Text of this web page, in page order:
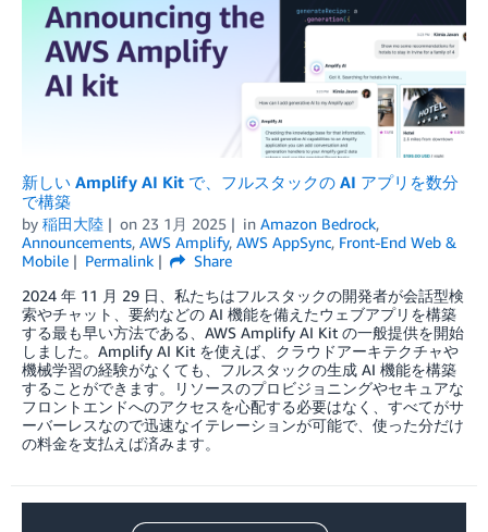
新しい Amplify AI Kit で、フルスタックの AI アプリを数分
で構築
by 稲田大陸 on 23 1月 2025 in Amazon Bedrock,
Announcements, AWS Amplify, AWS AppSync, Front-End Web &
Mobile
Permalink
Share
2024 年 11 月 29 日、私たちはフルスタックの開発者が会話型検
索やチャット、要約などの AI 機能を備えたウェブアプリを構築
する最も早い方法である、AWS Amplify AI Kit の一般提供を開始
しました。Amplify AI Kit を使えば、クラウドアーキテクチャや
機械学習の経験がなくても、フルスタックの生成 AI 機能を構築
することができます。リソースのプロビジョニングやセキュアな
フロントエンドへのアクセスを心配する必要はなく、すべてがサ
ーバーレスなので迅速なイテレーションが可能で、使った分だけ
の料金を支払えば済みます。